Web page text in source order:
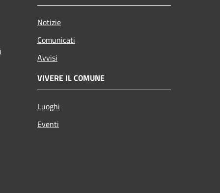
Notizie
Comunicati
Avvisi
VIVERE IL COMUNE
Luoghi
Eventi